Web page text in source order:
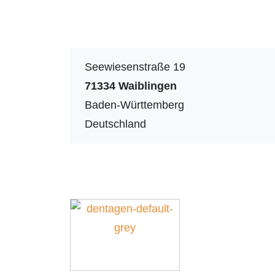
Seewiesenstraße 19
71334 Waiblingen
Baden-Württemberg
Deutschland